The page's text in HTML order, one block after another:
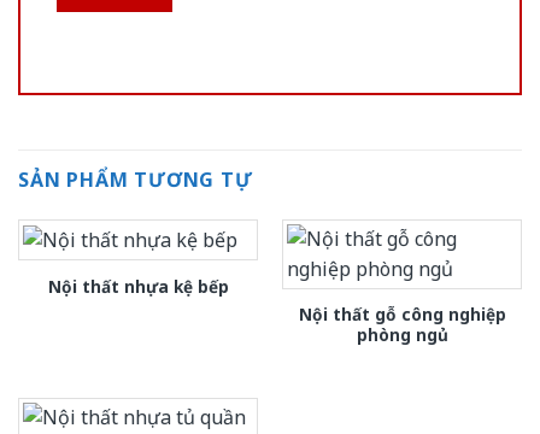
SẢN PHẨM TƯƠNG TỰ
Nội thất nhựa kệ bếp
Nội thất gỗ công nghiệp
phòng ngủ